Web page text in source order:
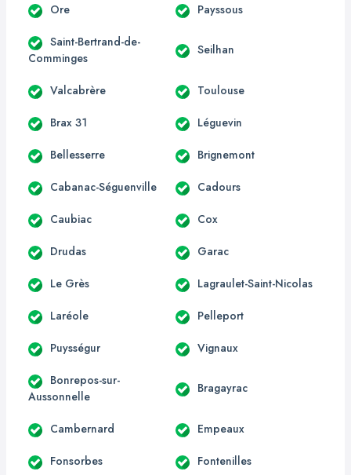
Ore Payssous
Saint-Bertrand-de-
Comminges
Seilhan
Valcabrère Toulouse
Brax 31 Léguevin
Bellesserre Brignemont
Cabanac-Séguenville Cadours
Caubiac Cox
Drudas Garac
Le Grès Lagraulet-Saint-Nicolas
Laréole Pelleport
Puysségur Vignaux
Bonrepos-sur-
Aussonnelle
Bragayrac
Cambernard Empeaux
Fonsorbes Fontenilles